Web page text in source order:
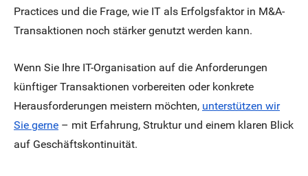
Practices und die Frage, wie IT als Erfolgsfaktor in M&A-
Transaktionen noch stärker genutzt werden kann.
Wenn Sie Ihre IT-Organisation auf die Anforderungen
künftiger Transaktionen vorbereiten oder konkrete
Herausforderungen meistern möchten, unterstützen wir
Sie gerne – mit Erfahrung, Struktur und einem klaren Blick
auf Geschäftskontinuität.